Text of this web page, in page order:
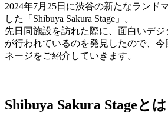
2024年7月25日に渋谷の新たなランド
した「Shibuya Sakura Stage」。
先日同施設を訪れた際に、面白いデジ
が行われているのを発見したので、今
ネージをご紹介していきます。
Shibuya Sakura Stageとは